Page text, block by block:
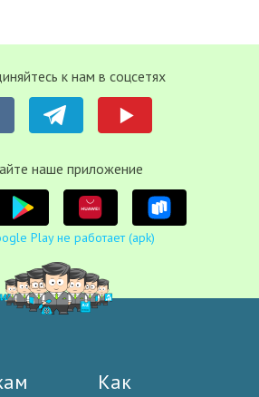
к нам в соцсетях
наше приложение
Play не работает (apk)
Как